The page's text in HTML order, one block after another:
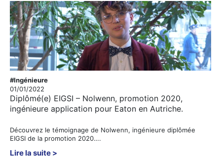
#Ingénieure
01/01/2022
Diplômé(e) EIGSI – Nolwenn, promotion 2020,
ingénieure application pour Eaton en Autriche.
Découvrez le témoignage de Nolwenn, ingénieure diplômée
EIGSI de la promotion 2020….
Lire la suite